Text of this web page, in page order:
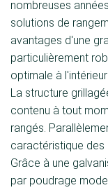
nombreuses
solutions de
avantages d'une
particulièrement
optimale à
La structure
contenu à tout
rangés.
caractéristique des
Grâce à une
par poudrage